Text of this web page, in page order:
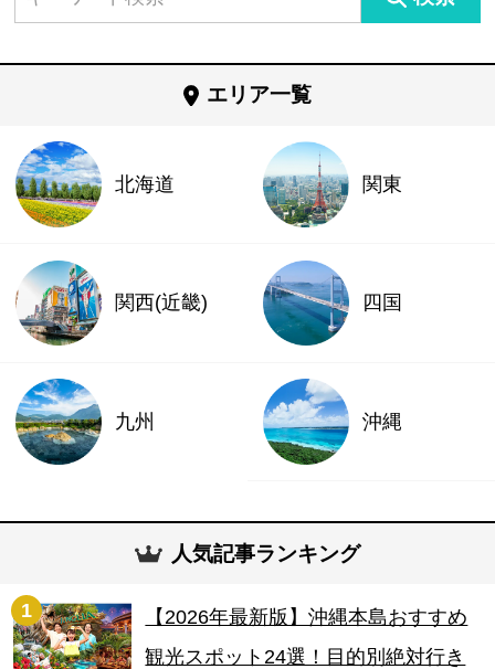
エリア一覧
北海道 関東
関西(近畿) 四国
九州 沖縄
人気記事ランキング
1
【2026年最新版】沖縄本島おすすめ
観光スポット24選！目的別絶対行き